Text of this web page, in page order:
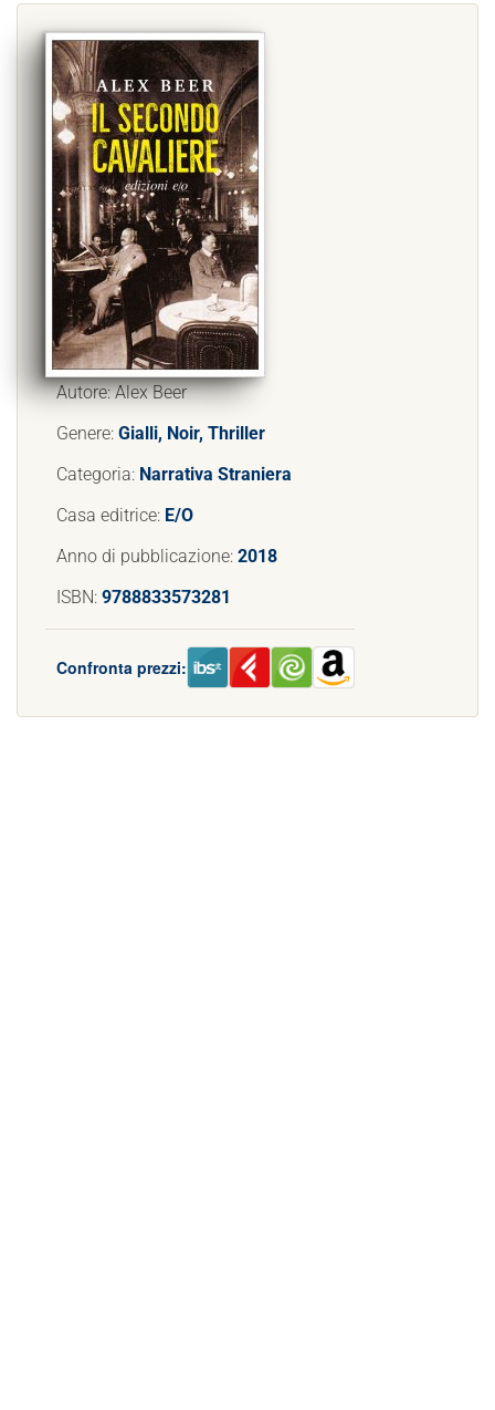
Autore: Alex Beer
Genere: Gialli, Noir, Thriller
Categoria: Narrativa Straniera
Casa editrice: E/O
Anno di pubblicazione: 2018
ISBN: 9788833573281
Confronta prezzi: